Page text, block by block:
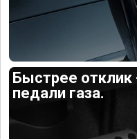
Быстрее отклик
педали газа.